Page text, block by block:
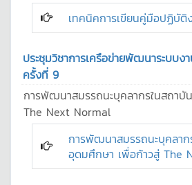
เทคนิคการเขียนคู่มือปฏิบัติ
ประชุมวิชาการเครือข่ายพัฒนาระบบง
ครั้งที่ 9
การพัฒนาสมรรถนะบุคลากรในสถาบั
The Next Normal
การพัฒนาสมรรถนะบุคลาก
อุดมศึกษา เพื่อก้าวสู่ The